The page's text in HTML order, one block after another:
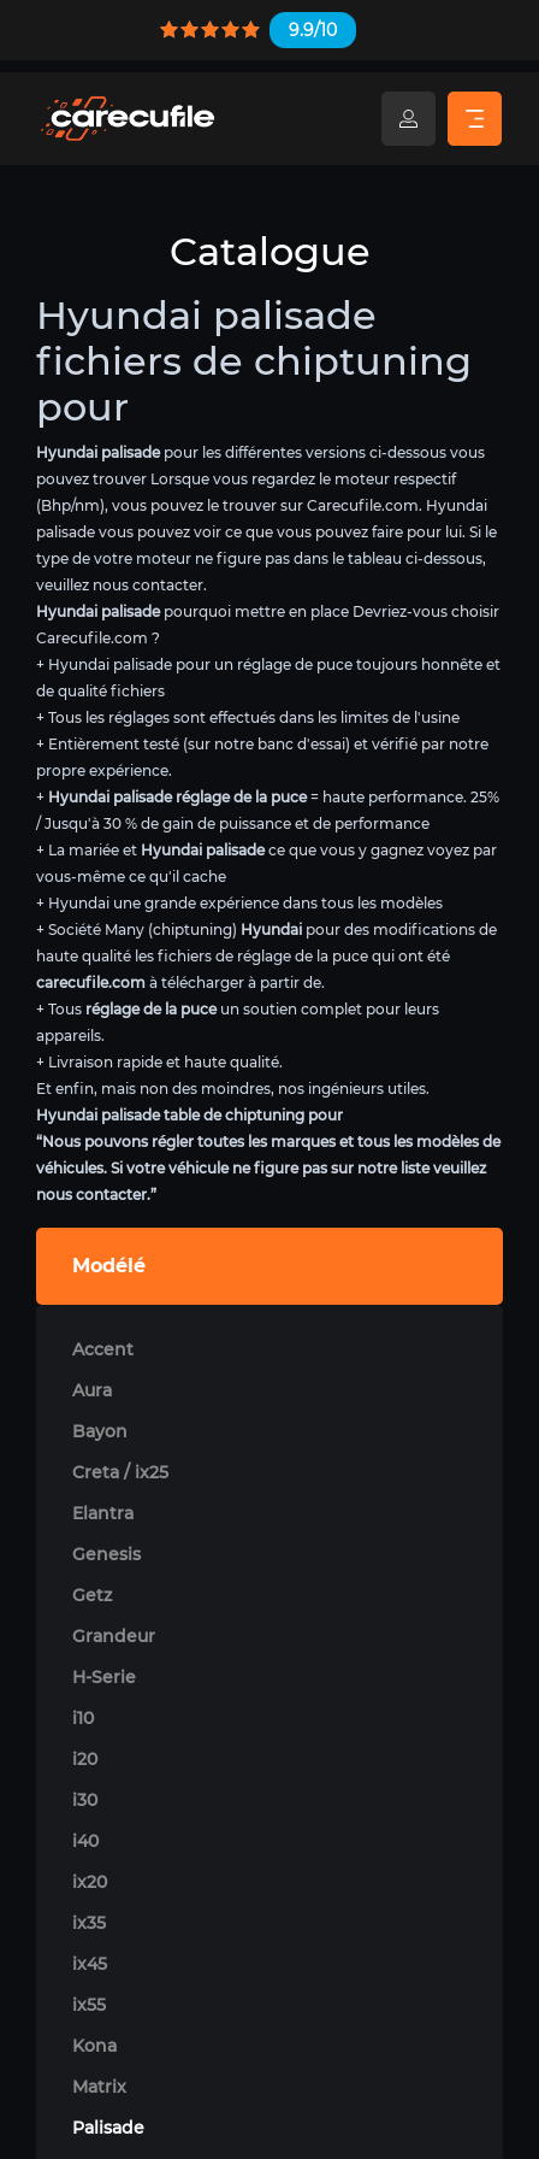
9.9/10
Catalogue
Hyundai palisade
fichiers de chiptuning
pour
Hyundai palisadepour les différentes versions ci-dessous vous
pouvez trouver Lorsque vous regardez le moteur respectif
(Bhp/nm), vous pouvez le trouver sur Carecufile.com. Hyundai
palisade vous pouvez voir ce que vous pouvez faire pour lui. Si le
type de votre moteur ne figure pas dans le tableau ci-dessous,
veuillez nous contacter.
Hyundai palisadepourquoi mettre en place Devriez-vous choisir
Carecufile.com ?
+ Hyundai palisade pour un réglage de puce toujours honnête et
de qualité fichiers
+ Tous les réglages sont effectués dans les limites de l'usine
+ Entièrement testé (sur notre banc d'essai) et vérifié par notre
propre expérience.
+ Hyundai palisade réglage de la puce= haute performance. 25%
/ Jusqu'à 30 % de gain de puissance et de performance
+ La mariée et Hyundai palisadece que vous y gagnez voyez par
vous-même ce qu'il cache
+ Hyundai une grande expérience dans tous les modèles
+ Société Many (chiptuning) Hyundai pour des modifications de
haute qualité les fichiers de réglage de la puce qui ont été
carecufile.com à télécharger à partir de.
+ Tous réglage de la puceun soutien complet pour leurs
appareils.
+ Livraison rapide et haute qualité.
Et enfin, mais non des moindres, nos ingénieurs utiles.
Hyundai palisade table de chiptuning pour
“Nous pouvons régler toutes les marques et tous les modèles de
véhicules. Si votre véhicule ne figure pas sur notre liste veuillez
nous contacter.”
Modélé
Accent
Aura
Bayon
Creta / ix25
Elantra
Genesis
Getz
Grandeur
H-Serie
i10
i20
i30
i40
ix20
ix35
ix45
ix55
Kona
Matrix
Palisade